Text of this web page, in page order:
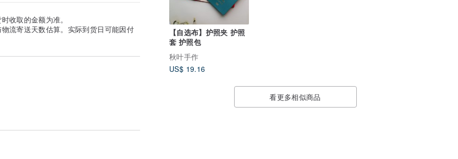
【自选布】护照夹 护照
套 护照包
秋叶手作
US$ 19.16
看更多相似商品
收取的金额为准。
流寄送天数估算。实际到货日可能因付